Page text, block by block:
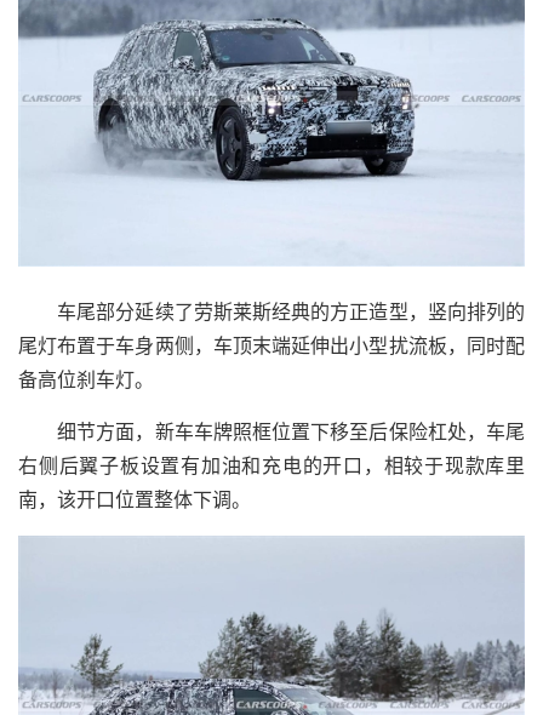
车尾部分延续了劳斯莱斯经典的方正造型，竖向排列的
尾灯布置于车身两侧，车顶末端延伸出小型扰流板，同时配
备高位刹车灯。
细节方面，新车车牌照框位置下移至后保险杠处，车尾
右侧后翼子板设置有加油和充电的开口，相较于现款库里
南，该开口位置整体下调。